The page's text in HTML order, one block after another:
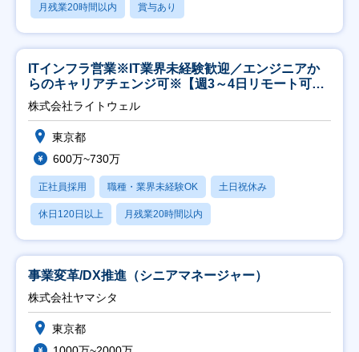
月残業20時間以内 賞与あり
ITインフラ営業※IT業界未経験歓迎／エンジニアか
らのキャリアチェンジ可※【週3～4日リモート可
能】
株式会社ライトウェル
東京都
600万~730万
正社員採用 職種・業界未経験OK 土日祝休み
休日120日以上 月残業20時間以内
事業変革/DX推進（シニアマネージャー）
株式会社ヤマシタ
東京都